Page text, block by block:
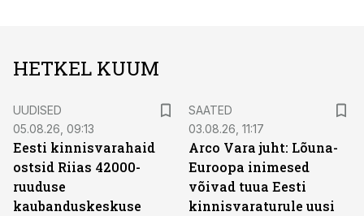
HETKEL KUUM
UUDISED
05.08.26, 09:13
Eesti kinnisvarahaid
ostsid Riias 42000-
ruuduse
kaubanduskeskuse
SAATED
03.08.26, 11:17
Arco Vara juht: Lõuna-
Euroopa inimesed
võivad tuua Eesti
kinnisvaraturule uusi